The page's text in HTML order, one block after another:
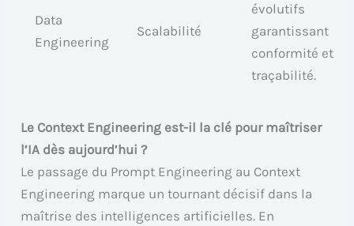
Data
Engineering
Scalabilité
évolutifs
garantissant
conformité et
traçabilité.
Le Context Engineering est-il la clé pour maîtriser
l’IA dès aujourd’hui ?
Le passage du Prompt Engineering au Context
Engineering marque un tournant décisif dans la
maîtrise des intelligences artificielles. En